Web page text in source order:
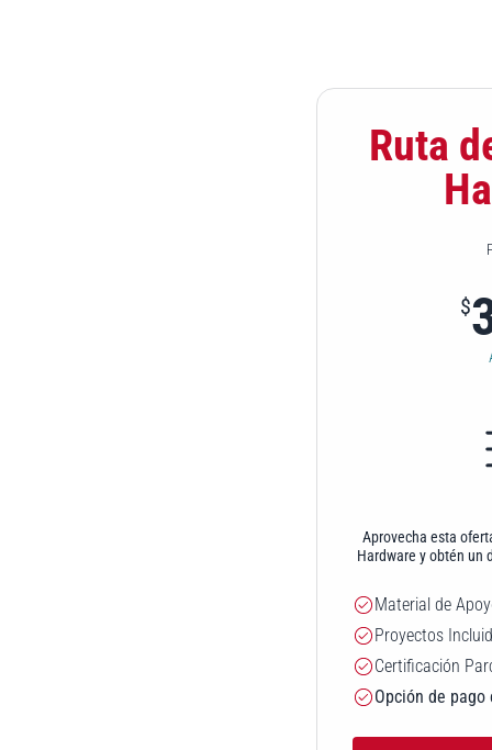
Ruta
$
Aprovecha esta
Hardware y obtén un
Material de
Proyectos
Certificación
Opción de